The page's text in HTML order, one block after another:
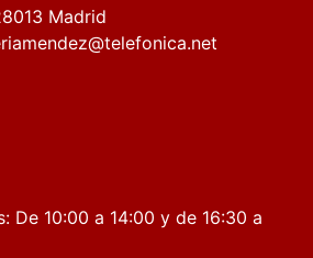
Madrid
De 10:00 a 14:00 y de 16:30 a